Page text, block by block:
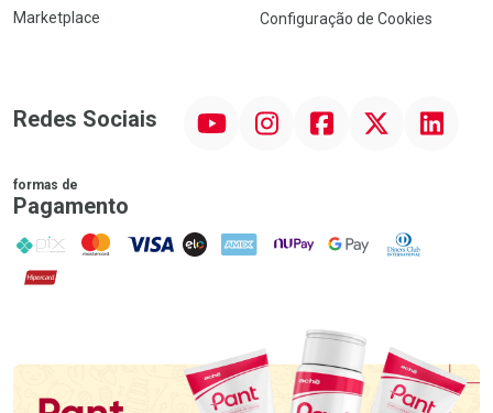
Marketplace
Configuração de Cookies
Redes Sociais InstagramFacebook Linkedin
formas de
Pagamento
PIX MasterCard
VISA ELO AMEX NuPay Google PayDiners Club
Hipercard
Promoção em Destaque